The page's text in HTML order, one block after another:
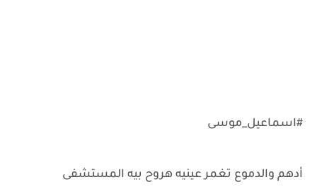
#اسماعيل_موسى
أدهم والدموع تغمر عينيه هروح بيه المستشفى